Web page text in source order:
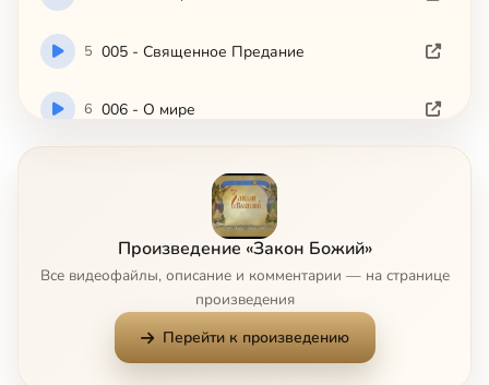
5 005 - Священное Предание
6 006 - О мире
008 - О свойствах Божиих
9 009 - Свойства Божии
010 - Первый член Символа Веры
Произведение «Закон Божий»
Все видеофайлы, описание и комментарии — на странице
произведения
Перейти к произведению